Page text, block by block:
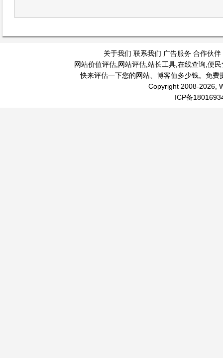
关于我们 联系我们 广告服务 合作伙伴
网站价值评估, 网站评估, 站长工具, 在线查询 便民
快来评估一下您的网站、博客值多少钱。免
Copyright 2008-2026,
ICP备